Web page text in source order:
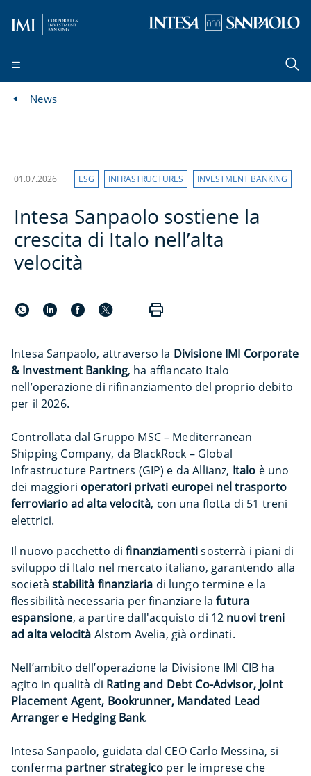
News
01.07.2026 ESG INFRASTRUCTURES INVESTMENT BANKING
Intesa Sanpaolo sostiene la
crescita di Italo nell’alta
velocità
Intesa Sanpaolo, attraverso la Divisione IMI Corporate
& Investment Banking, ha affiancato Italo
nell’operazione di rifinanziamento del proprio debito
per il 2026.
Controllata dal Gruppo MSC – Mediterranean
Shipping Company, da BlackRock – Global
Infrastructure Partners (GIP) e da Allianz, Italo è uno
dei maggiori operatori privati europei nel trasporto
ferroviario ad alta velocità, con una flotta di 51 treni
elettrici.
Il nuovo pacchetto difinanziamentisosterrà i piani di
sviluppo di Italo nel mercato italiano, garantendo alla
societàstabilità finanziaria di lungo termine e la
flessibilità necessaria per finanziare lafutura
espansione, a partire dall'acquisto di 12 nuovi treni
ad alta velocità Alstom Avelia, già ordinati.
Nell’ambito dell’operazione la Divisione IMI CIB ha
agito in qualità di Rating and Debt Co-Advisor, Joint
Placement Agent, Bookrunner, Mandated Lead
Arranger e Hedging Bank.
Intesa Sanpaolo, guidata dal CEO Carlo Messina, si
conferma partner strategico per le imprese che